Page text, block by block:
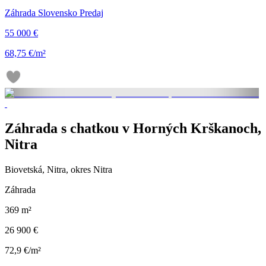
Záhrada Slovensko Predaj
55 000 €
68,75 €/m²
Záhrada s chatkou v Horných Krškanoch,
Nitra
Biovetská, Nitra, okres Nitra
Záhrada
369 m²
26 900 €
72,9 €/m²